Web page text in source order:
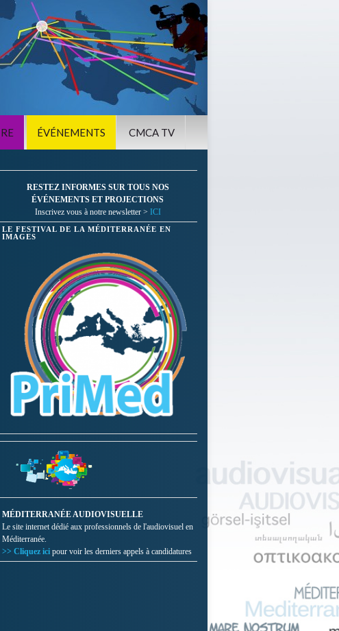
ÉVÉNEMENTS CMCA TV
RESTEZ INFORMES SUR TOUS NOS
ÉVÉNEMENTS ET PROJECTIONS
Inscrivez vous à notre newsletter > ICI
LE FESTIVAL DE LA MÉDITERRANÉE EN
IMAGES
MÉDITERRANÉE AUDIOVISUELLE
Le site internet dédié aux professionnels de l'audiovisuel en
Méditerranée.
>> Cliquez ici pour voir les derniers appels à candidatures